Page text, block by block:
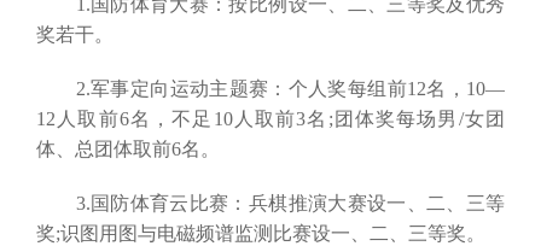
1.国防体育大赛：按比例设一、二、三等奖及优秀
奖若干。
2.军事定向运动主题赛：个人奖每组前12名，10—
12人取前6名，不足10人取前3名;团体奖每场男/女团
体、总团体取前6名。
3.国防体育云比赛：兵棋推演大赛设一、二、三等
奖;识图用图与电磁频谱监测比赛设一、二、三等奖。